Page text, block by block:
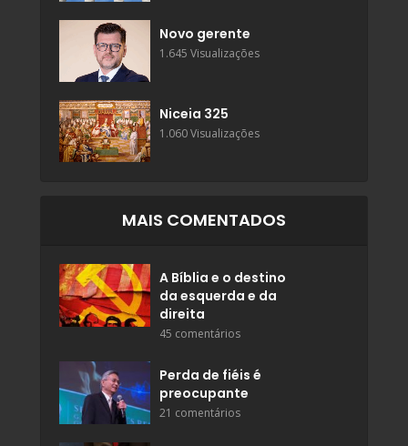
Novo gerente
1.645 Visualizações
Niceia 325
1.060 Visualizações
MAIS COMENTADOS
A Bíblia e o destino
da esquerda e da
direita
45 comentários
Perda de fiéis é
preocupante
21 comentários